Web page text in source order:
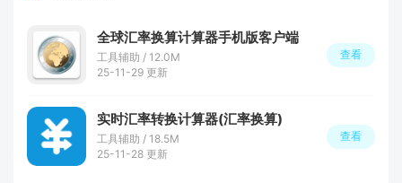
全球汇率换算计算器手机版客户端
工具辅助 / 12.0M
25-11-29 更新
查看
实时汇率转换计算器(汇率换算)
工具辅助 / 18.5M
25-11-28 更新
查看